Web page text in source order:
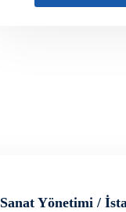
Sanat Yönetimi /